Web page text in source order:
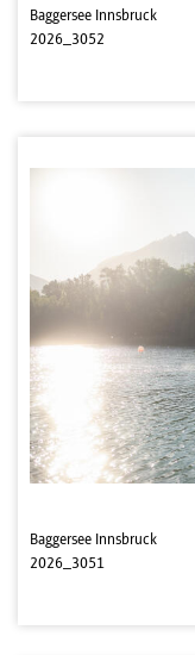
Baggersee Innsbruck
2026_3052
Baggersee Innsbruck
2026_3051